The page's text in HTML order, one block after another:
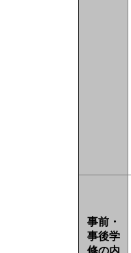
事前・
事後学